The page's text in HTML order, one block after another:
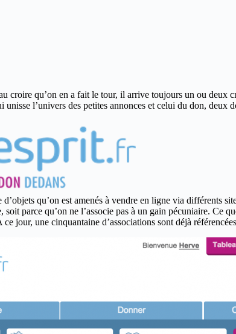
croire qu’on en a fait le tour, il arrive toujours un ou
unisse l’univers des petites annonces et celui du don, deux
qu’on est amenés à vendre en ligne via différents
parce qu’on ne l’associe pas à un gain pécuniaire. Ce
jour, une cinquantaine d’associations sont déjà